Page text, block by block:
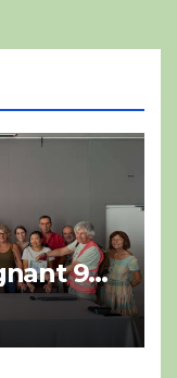
9
du
avec